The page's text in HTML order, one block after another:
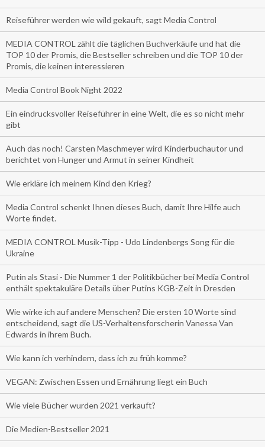
Reiseführer werden wie wild gekauft, sagt Media Control
MEDIA CONTROL zählt die täglichen Buchverkäufe und hat die
TOP 10 der Promis, die Bestseller schreiben und die TOP 10 der
Promis, die keinen interessieren
Media Control Book Night 2022
Ein eindrucksvoller Reiseführer in eine Welt, die es so nicht mehr
gibt
Auch das noch! Carsten Maschmeyer wird Kinderbuchautor und
berichtet von Hunger und Armut in seiner Kindheit
Wie erkläre ich meinem Kind den Krieg?
Media Control schenkt Ihnen dieses Buch, damit Ihre Hilfe auch
Worte findet.
MEDIA CONTROL Musik-Tipp - Udo Lindenbergs Song für die
Ukraine
Putin als Stasi - Die Nummer 1 der Politikbücher bei Media Control
enthält spektakuläre Details über Putins KGB-Zeit in Dresden
Wie wirke ich auf andere Menschen? Die ersten 10 Worte sind
entscheidend, sagt die US-Verhaltensforscherin Vanessa Van
Edwards in ihrem Buch.
Wie kann ich verhindern, dass ich zu früh komme?
VEGAN: Zwischen Essen und Ernährung liegt ein Buch
Wie viele Bücher wurden 2021 verkauft?
Die Medien-Bestseller 2021